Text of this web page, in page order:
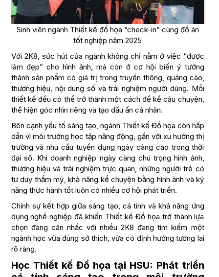
Sinh viên ngành Thiết kế đồ họa “check-in” cùng đồ án
tốt nghiệp năm 2025
Với 2K8, sức hút của ngành không chỉ nằm ở việc “được
làm đẹp” cho hình ảnh, mà còn ở cơ hội biến ý tưởng
thành sản phẩm có giá trị trong truyền thông, quảng cáo,
thương hiệu, nội dung số và trải nghiệm người dùng. Mỗi
thiết kế đều có thể trở thành một cách để kể câu chuyện,
thể hiện góc nhìn riêng và tạo dấu ấn cá nhân.
Bên cạnh yếu tố sáng tạo, ngành Thiết kế Đồ họa còn hấp
dẫn vì môi trường học tập năng động, gắn với xu hướng thị
trường và nhu cầu tuyển dụng ngày càng cao trong thời
đại số. Khi doanh nghiệp ngày càng chú trọng hình ảnh,
thương hiệu và trải nghiệm trực quan, những người trẻ có
tư duy thẩm mỹ, khả năng kể chuyện bằng hình ảnh và kỹ
năng thực hành tốt luôn có nhiều cơ hội phát triển.
Chính sự kết hợp giữa sáng tạo, cá tính và khả năng ứng
dụng nghề nghiệp đã khiến Thiết kế Đồ họa trở thành lựa
chọn đáng cân nhắc với nhiều 2K8 đang tìm kiếm một
ngành học vừa đúng sở thích, vừa có định hướng tương lai
rõ ràng.
Học Thiết kế Đồ họa tại HSU: Phát triển